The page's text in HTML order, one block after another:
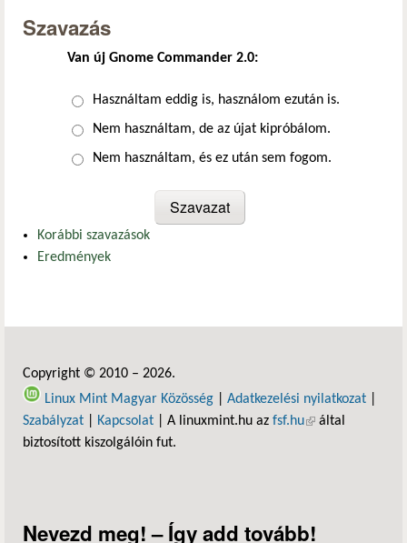
Szavazás
Van új Gnome Commander 2.0:
Választások
Használtam eddig is, használom ezután is.
Nem használtam, de az újat kipróbálom.
Nem használtam, és ez után sem fogom.
Korábbi szavazások
Eredmények
Copyright © 2010 – 2026.
Linux Mint Magyar Közösség
Adatkezelési nyilatkozat
Szabályzat
Kapcsolat | A linuxmint.hu az fsf.hu(külső hivatkozás)
által
biztosított kiszolgálóin fut.
Nevezd meg! – Így add tovább!